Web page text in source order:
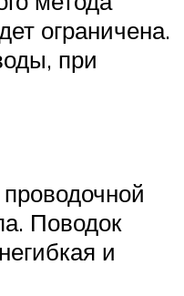
ограничена.
при
Поводок
и